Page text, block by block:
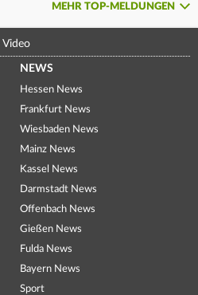
MEHR TOP-MELDUNGEN
Video
NEWS
Hessen News
Frankfurt News
Wiesbaden News
Mainz News
Kassel News
Darmstadt News
Offenbach News
Gießen News
Fulda News
Bayern News
Sport